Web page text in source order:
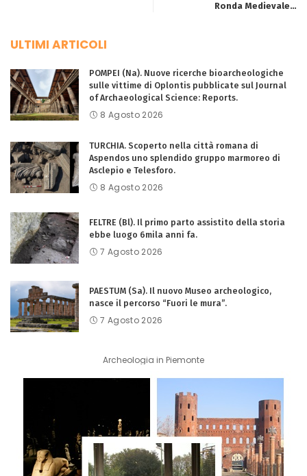
Ronda Medievale…
ULTIMI ARTICOLI
POMPEI (Na). Nuove ricerche bioarcheologiche
sulle vittime di Oplontis pubblicate sul Journal
of Archaeological Science: Reports.
8 Agosto 2026
TURCHIA. Scoperto nella città romana di
Aspendos uno splendido gruppo marmoreo di
Asclepio e Telesforo.
8 Agosto 2026
FELTRE (Bl). Il primo parto assistito della storia
ebbe luogo 6mila anni fa.
7 Agosto 2026
PAESTUM (Sa). Il nuovo Museo archeologico,
nasce il percorso “Fuori le mura”.
7 Agosto 2026
Archeologia in Piemonte